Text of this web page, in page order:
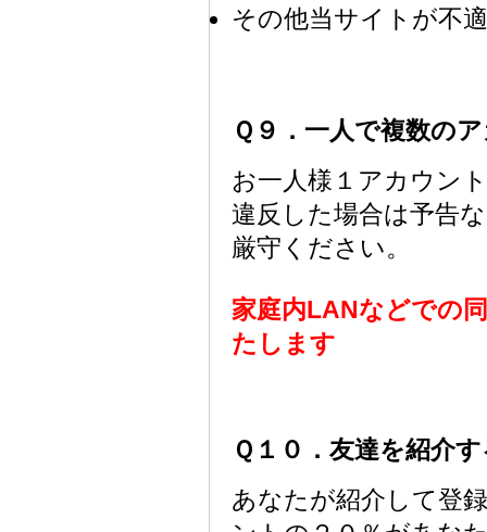
その他当サイトが不
Ｑ９．一人で複数の
お一人様１アカウン
違反した場合は予告
厳守ください。
家庭内LANなどでの
たします
Ｑ１０．友達を紹介
あなたが紹介して登